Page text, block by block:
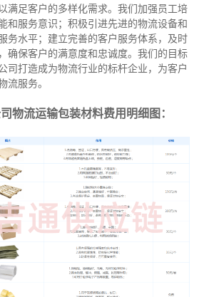
满足客户的多样化需求。我们加强员工培
和服务意识；积极引进先进的物流设备和
务水平；建立完善的客户服务体系，及时
确保客户的满意度和忠诚度。我们的目标
司打造成为物流行业的标杆企业，为客户
流服务。
物流运输包装材料费用明细图：